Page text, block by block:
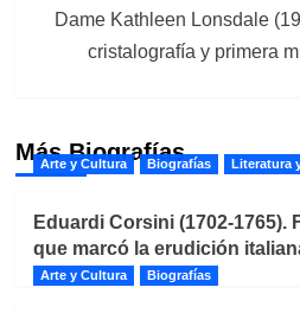
Dame Kathleen Lonsdale
cristalografía y primera
Más Biografías
Arte y Cultura Biografías Literatura
Eduardi Corsini (1702-1765).
que marcó la erudición
Arte y Cultura Biografías